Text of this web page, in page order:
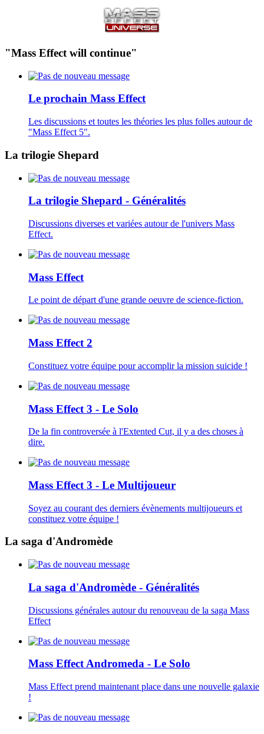
"Mass Effect will continue"
Le prochain Mass Effect
Les discussions et toutes les théories les plus folles autour de
"Mass Effect 5".
La trilogie Shepard
La trilogie Shepard - Généralités
Discussions diverses et variées autour de l'univers Mass
Effect.
Mass Effect
Le point de départ d'une grande oeuvre de science-fiction.
Mass Effect 2
Constituez votre équipe pour accomplir la mission suicide !
Mass Effect 3 - Le Solo
De la fin controversée à l'Extented Cut, il y a des choses à
dire.
Mass Effect 3 - Le Multijoueur
Soyez au courant des derniers évènements multijoueurs et
constituez votre équipe !
La saga d'Andromède
La saga d'Andromède - Généralités
Discussions générales autour du renouveau de la saga Mass
Effect
Mass Effect Andromeda - Le Solo
Mass Effect prend maintenant place dans une nouvelle galaxie
!